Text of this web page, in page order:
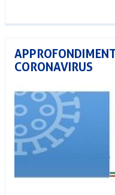
CORONAVIRUS